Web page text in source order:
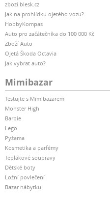
zbozi.blesk.cz
Jak na prohlídku ojetého vozu?
HobbyKompas
Auto pro začátečníka do 100 000 Kč
Zboží Auto
Ojetá Škoda Octavia
Jak vybrat auto?
Mimibazar
Testujte s Mimibazarem
Monster High
Barbie
Lego
Pyžama
Kosmetika a parfémy
Teplákové soupravy
Dětské boty
Ložní povlečení
Bazar nábytku